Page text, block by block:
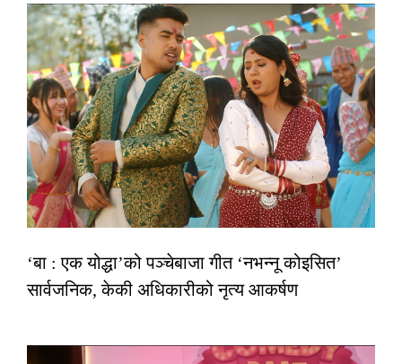
‘बा : एक योद्धा’को पञ्चेबाजा गीत ‘नभन्नू कोइसित’
सार्वजनिक, केकी अधिकारीको नृत्य आकर्षण